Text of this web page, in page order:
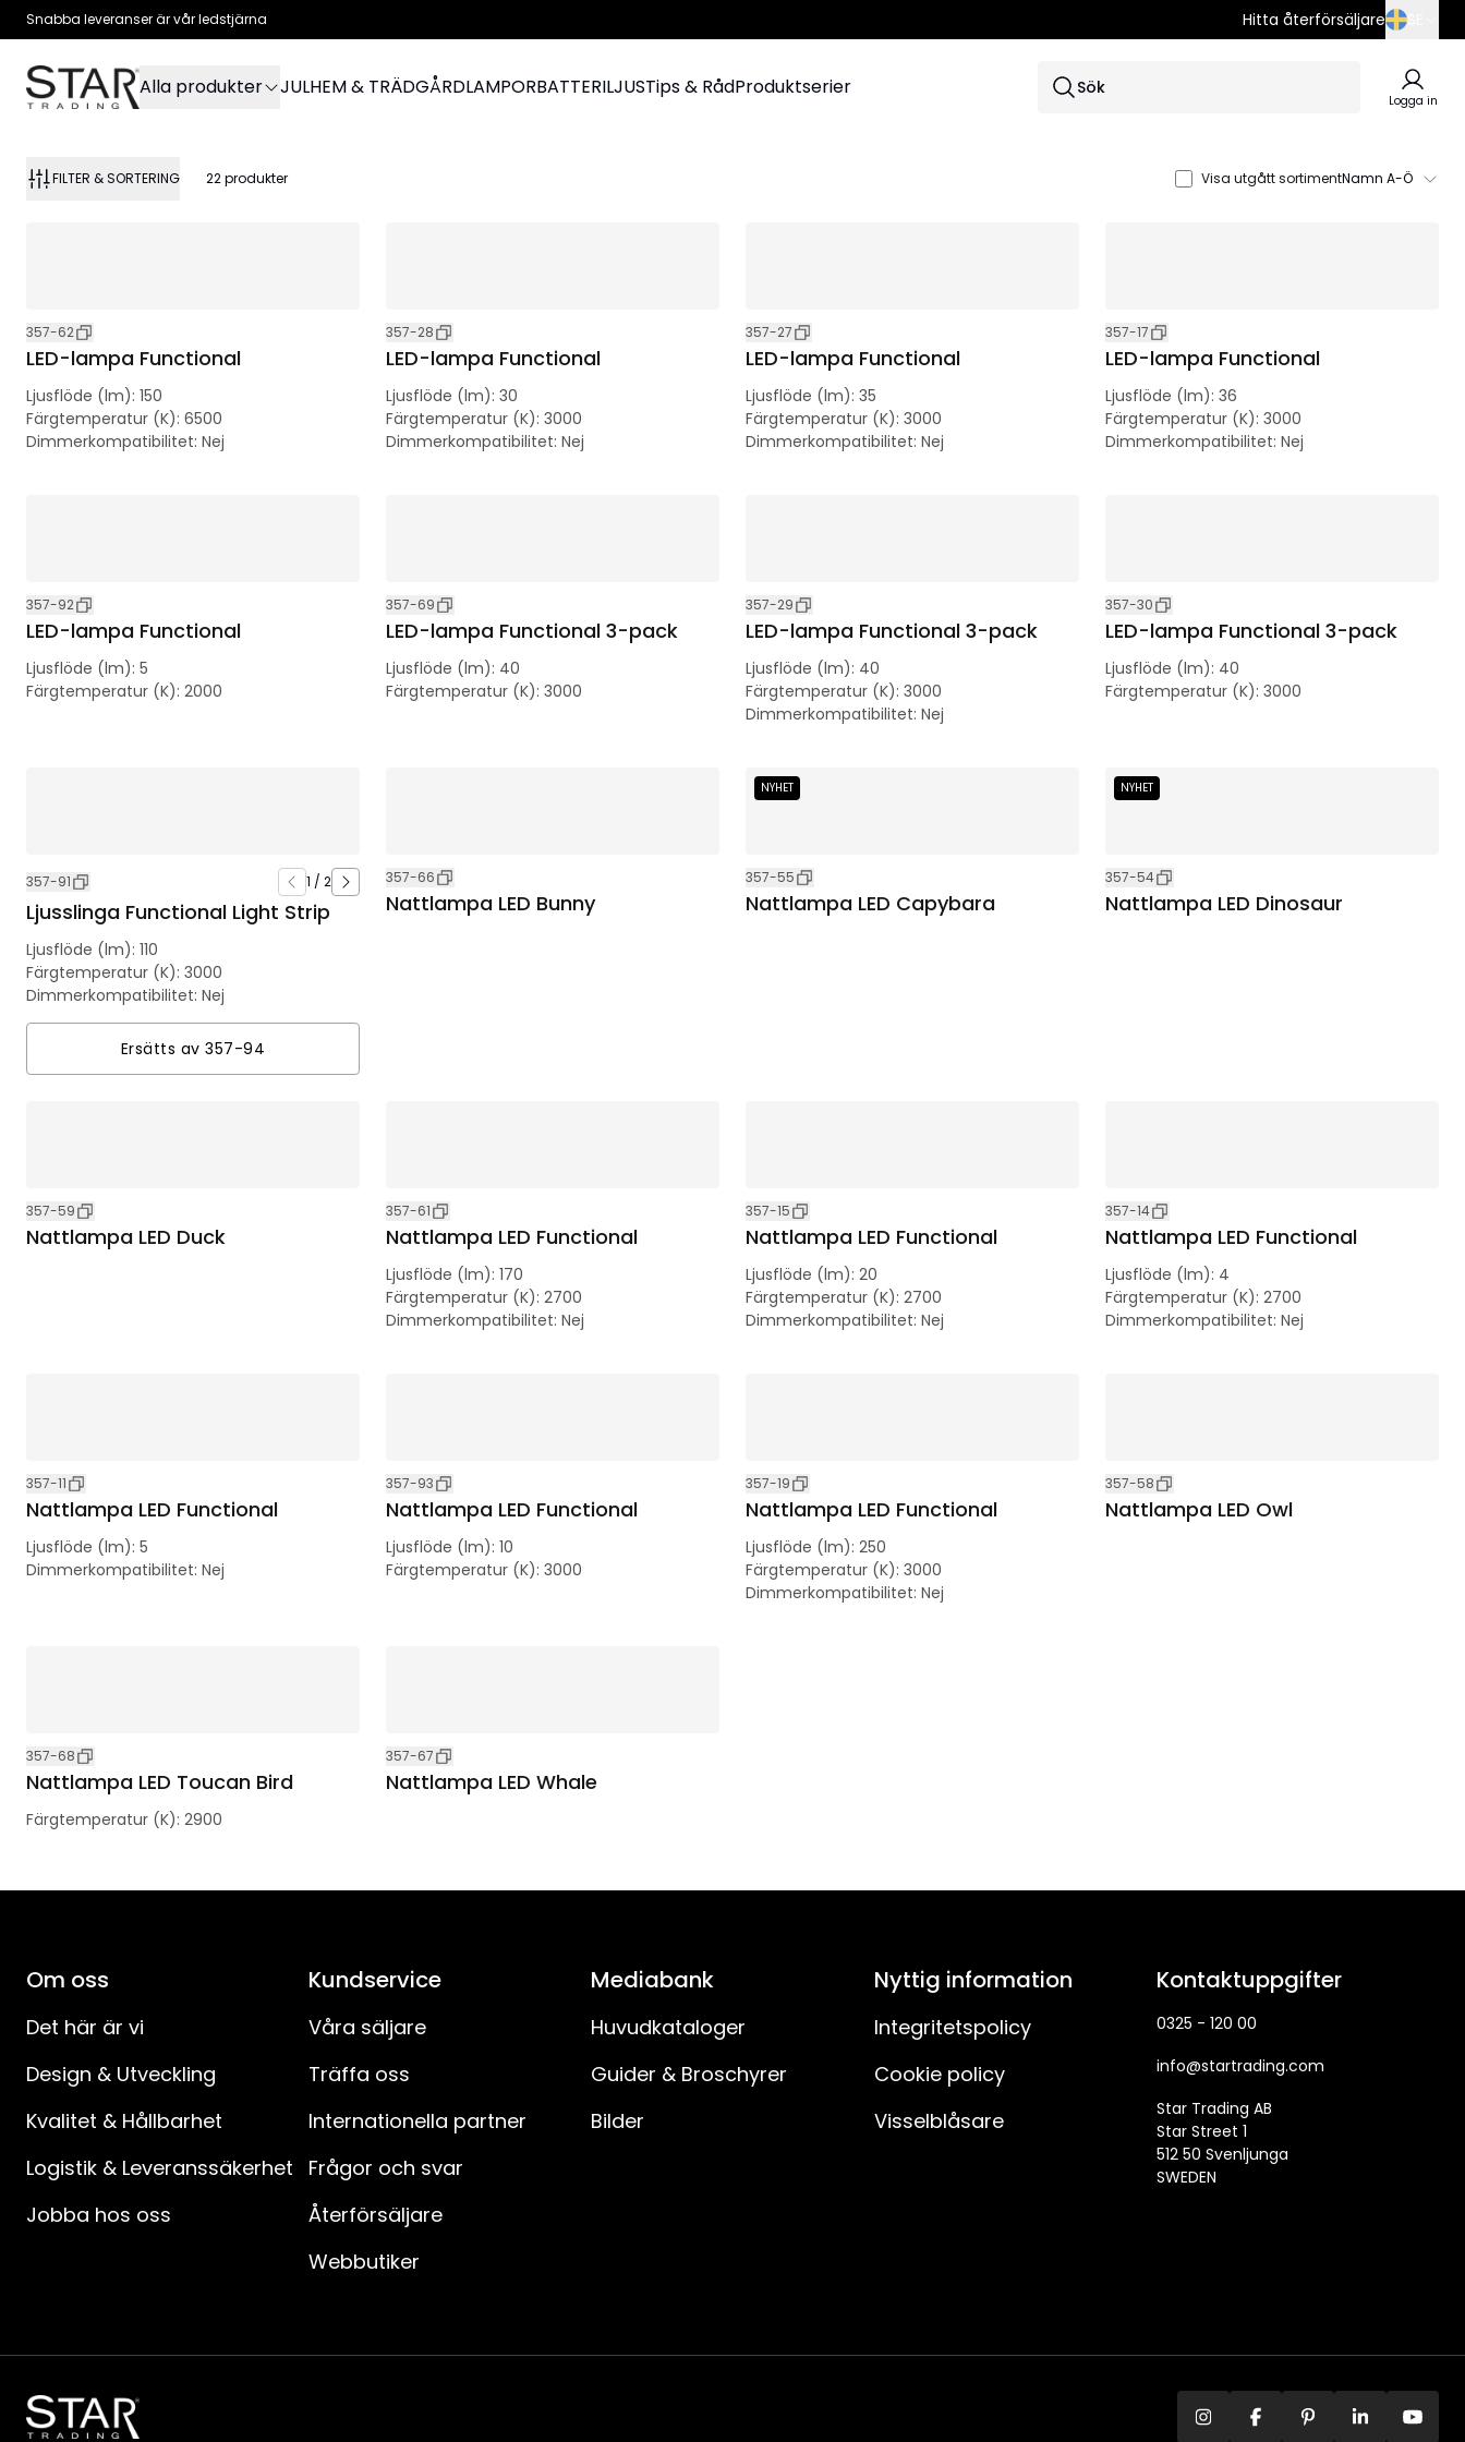
Snabba leveranser är vår ledstjärna Hitta återförsäljare
SE
EN
Alla produkter JULHEM & TRÄDGÅRDLAMPORBATTERILJUSTips & RådProduktserier Sök
Logga in
FILTER & SORTERING 22produkter Visa utgått sortimentNamn A-Ö
357-62
LED-lampa Functional
Ljusflöde (lm): 150
Färgtemperatur (K): 6500
Dimmerkompatibilitet: Nej
357-28
LED-lampa Functional
Ljusflöde (lm): 30
Färgtemperatur (K): 3000
Dimmerkompatibilitet: Nej
357-27
LED-lampa Functional
Ljusflöde (lm): 35
Färgtemperatur (K): 3000
Dimmerkompatibilitet: Nej
357-17
LED-lampa Functional
Ljusflöde (lm): 36
Färgtemperatur (K): 3000
Dimmerkompatibilitet: Nej
357-92
LED-lampa Functional
Ljusflöde (lm): 5
Färgtemperatur (K): 2000
357-69
LED-lampa Functional 3-pack
Ljusflöde (lm): 40
Färgtemperatur (K): 3000
357-29
LED-lampa Functional 3-pack
Ljusflöde (lm): 40
Färgtemperatur (K): 3000
Dimmerkompatibilitet: Nej
357-30
LED-lampa Functional 3-pack
Ljusflöde (lm): 40
Färgtemperatur (K): 3000
357-91 1 / 2
Ljusslinga Functional Light Strip
Ljusflöde (lm): 110
Färgtemperatur (K): 3000
Dimmerkompatibilitet: Nej
Ersätts av 357-94
357-66
Nattlampa LED Bunny
NYHET
357-55
Nattlampa LED Capybara
NYHET
357-54
Nattlampa LED Dinosaur
357-59
Nattlampa LED Duck
357-61
Nattlampa LED Functional
Ljusflöde (lm): 170
Färgtemperatur (K): 2700
Dimmerkompatibilitet: Nej
357-15
Nattlampa LED Functional
Ljusflöde (lm): 20
Färgtemperatur (K): 2700
Dimmerkompatibilitet: Nej
357-14
Nattlampa LED Functional
Ljusflöde (lm): 4
Färgtemperatur (K): 2700
Dimmerkompatibilitet: Nej
357-11
Nattlampa LED Functional
Ljusflöde (lm): 5
Dimmerkompatibilitet: Nej
357-93
Nattlampa LED Functional
Ljusflöde (lm): 10
Färgtemperatur (K): 3000
357-19
Nattlampa LED Functional
Ljusflöde (lm): 250
Färgtemperatur (K): 3000
Dimmerkompatibilitet: Nej
357-58
Nattlampa LED Owl
357-68
Nattlampa LED Toucan Bird
Färgtemperatur (K): 2900
357-67
Nattlampa LED Whale
Om oss
Det här är vi
Design & Utveckling
Kvalitet & Hållbarhet
Logistik & Leveranssäkerhet
Jobba hos oss
Kundservice
Våra säljare
Träffa oss
Internationella partner
Frågor och svar
Återförsäljare
Webbutiker
Mediabank
Huvudkataloger
Guider & Broschyrer
Bilder
Nyttig information
Integritetspolicy
Cookie policy
Visselblåsare
Kontaktuppgifter
0325 - 120 00
info@startrading.com
Star Trading AB
Star Street 1
512 50 Svenljunga
SWEDEN